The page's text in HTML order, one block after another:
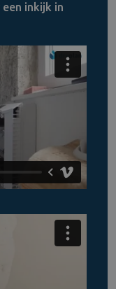
inkijk in